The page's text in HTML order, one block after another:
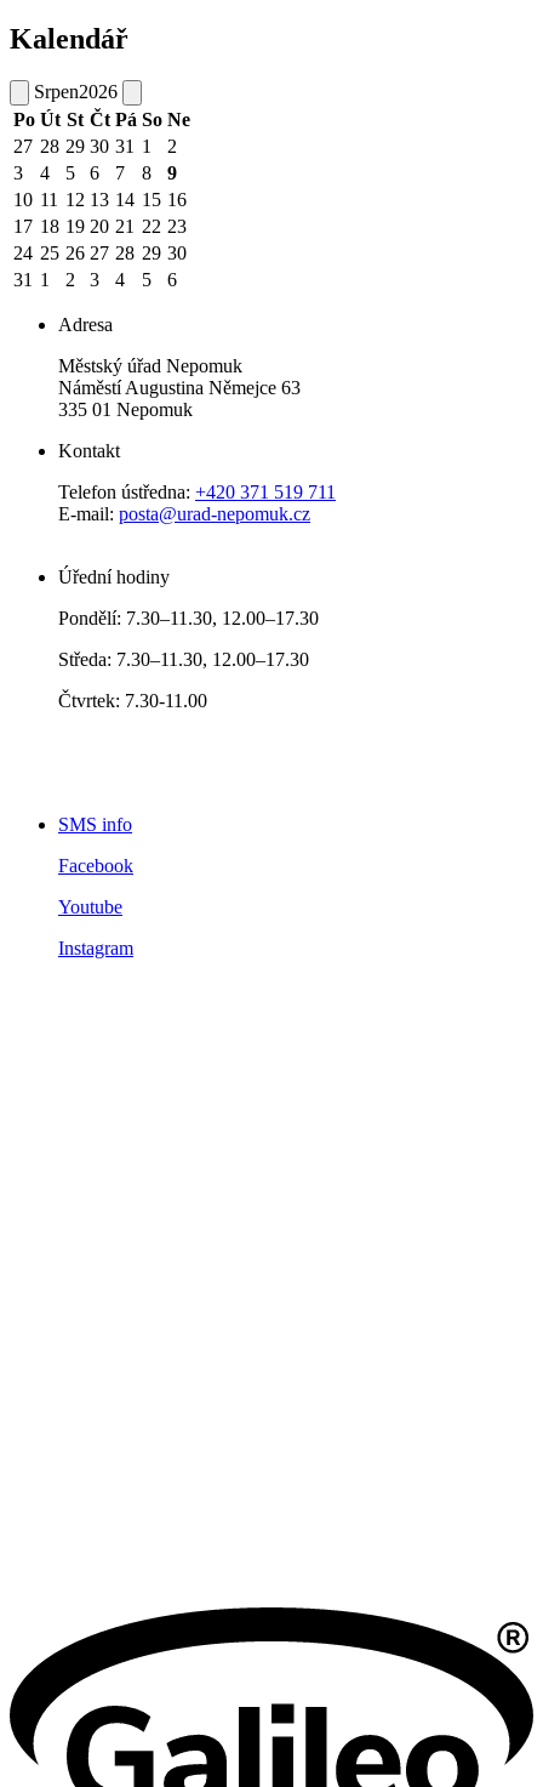
Kalendář
Srpen2026
Po Út St Čt Pá So Ne
27 28 29 30 31 1
2
3
4 5 6 7 8
9
10 11 12 13 14 15 16
17 18 19 20 21 22 23
24 25 26 27 28 29 30
31 1 2 3 4 5 6
Adresa
Městský úřad Nepomuk
Náměstí Augustina Němejce 63
335 01 Nepomuk
Kontakt
Telefon ústředna: +420 371 519 711
E-mail: posta@urad-nepomuk.cz
Úřední hodiny
Pondělí: 7.30–11.30, 12.00–17.30
Středa: 7.30–11.30, 12.00–17.30
Čtvrtek: 7.30-11.00
SMS info
Facebook
Youtube
Instagram